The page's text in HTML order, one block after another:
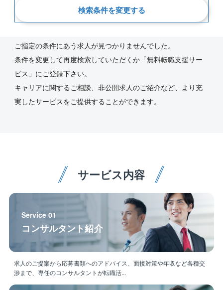
検索条件を変更する
新着順
ご指定の条件にあう求人が見つかりませんでした。
条件を変更して再度検索していただくか「無料転職支援サー
ビス」にご登録下さい。
キャリアに関するご相談、非公開求人のご紹介など、より充
実したサービスをご提供することができます。
サービス内容
Service 01
コンサルタント紹介
求人のご提案から応募書類へのアドバイス、面接対策や年収など各種交
渉まで、専任のコンサルタントが転職活...